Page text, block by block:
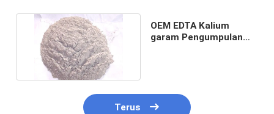
OEM EDTA Kalium
garam Pengumpulan
Terus